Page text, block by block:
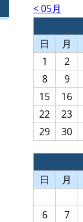
< 05月
日
月
1
2
8
9
15
16
22
23
29
30
日
月
6
7